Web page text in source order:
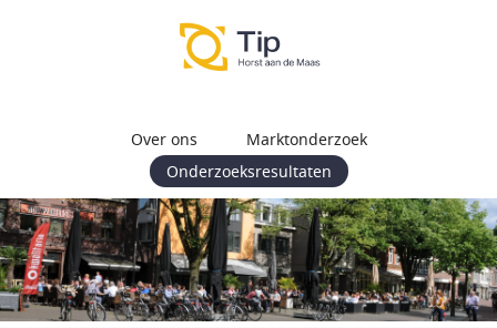
Over ons
Marktonderzoek
Onderzoeksresultaten